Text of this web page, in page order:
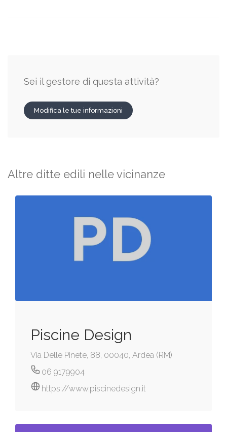
Sei il gestore di questa attività?
Modifica le tue informazioni
Altre ditte edili nelle vicinanze
Piscine Design
Via Delle Pinete, 88, 00040, Ardea (RM)
06 9179904
https://www.piscinedesign.it